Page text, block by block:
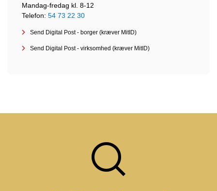
Mandag-fredag kl. 8-12
Telefon: 54 73 22 30
Send Digital Post - borger (kræver MitID)
Send Digital Post - virksomhed (kræver MitID)